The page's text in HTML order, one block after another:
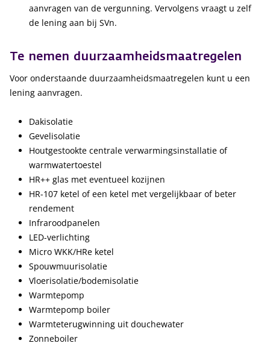
aanvragen van de vergunning. Vervolgens vraagt u zelf
de lening aan bij SVn.
Te nemen duurzaamheidsmaatregelen
Voor onderstaande duurzaamheidsmaatregelen kunt u een
lening aanvragen.
Dakisolatie
Gevelisolatie
Houtgestookte centrale verwarmingsinstallatie of
warmwatertoestel
HR++ glas met eventueel kozijnen
HR-107 ketel of een ketel met vergelijkbaar of beter
rendement
Infraroodpanelen
LED-verlichting
Micro WKK/HRe ketel
Spouwmuurisolatie
Vloerisolatie/bodemisolatie
Warmtepomp
Warmtepomp boiler
Warmteterugwinning uit douchewater
Zonneboiler